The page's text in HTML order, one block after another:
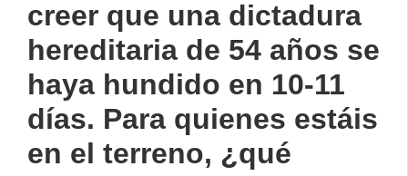
creer que una dictadura
hereditaria de 54 años se
haya hundido en 10-11
días. Para quienes estáis
en el terreno, ¿qué